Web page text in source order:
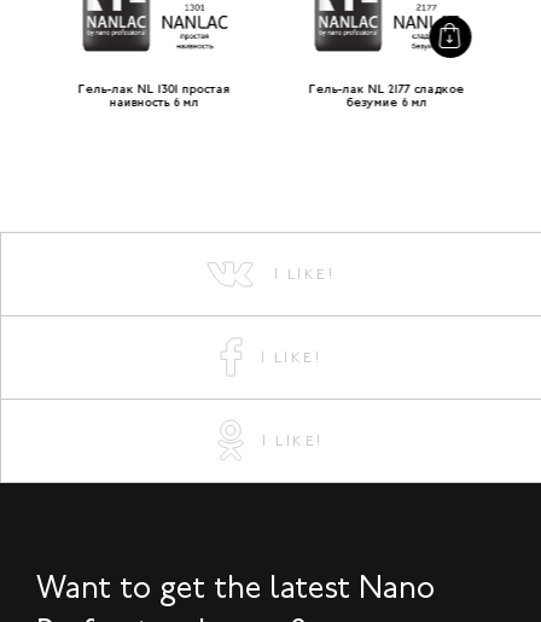
Гель-лак NL 1301 простая
наивность 6 мл
Гель-лак NL 2177 сладкое
безумие 6 мл
I LIKE!
I LIKE!
I LIKE!
Want to get the latest Nano